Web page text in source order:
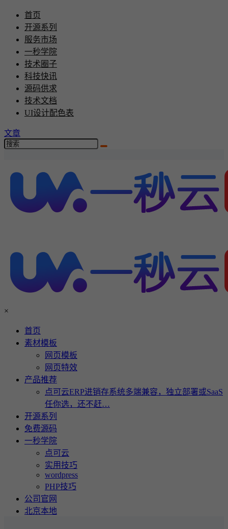
首页
开源系列
服务市场
一秒学院
技术圈子
科技快讯
源码供求
技术文档
UI设计配色表
文章
×
首页
素材模板
网页模板
网页特效
产品推荐
点可云ERP进销存系统多端兼容，独立部署或SaaS
任你选，还不赶…
开源系列
免费源码
一秒学院
点可云
实用技巧
wordpress
PHP技巧
公司官网
北京本地